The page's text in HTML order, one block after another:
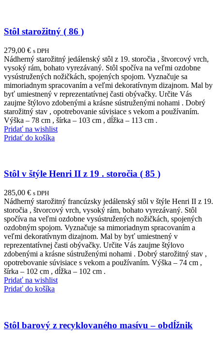
Stôl starožitný ( 86 )
279,00 € s DPH
Nádherný starožitný jedálenský stôl z 19. storočia , štvorcový vrch,
vysoký rám, bohato vyrezávaný. Stôl spočíva na veľmi ozdobne
vysústružených nožičkách, spojených spojom. Vyznačuje sa
mimoriadnym spracovaním a veľmi dekoratívnym dizajnom. Mal by
byť umiestnený v reprezentatívnej časti obývačky. Určite Vás
zaujme štýlovo zdobenými a krásne sústruženými nohami . Dobrý
starožitný stav , opotrebovanie súvisiace s vekom a používaním.
Výška – 78 cm , šírka – 103 cm , dĺžka – 113 cm .
Pridať na wishlist
Pridať do košíka
Stôl v štýle Henri II z 19 . storočia ( 85 )
285,00 € s DPH
Nádherný starožitný francúzsky jedálenský stôl v štýle Henri II z 19.
storočia , štvorcový vrch, vysoký rám, bohato vyrezávaný. Stôl
spočíva na veľmi ozdobne vysústružených nožičkách, spojených
ozdobným spojom. Vyznačuje sa mimoriadnym spracovaním a
veľmi dekoratívnym dizajnom. Mal by byť umiestnený v
reprezentatívnej časti obývačky. Určite Vás zaujme štýlovo
zdobenými a krásne sústruženými nohami . Dobrý starožitný stav ,
opotrebovanie súvisiace s vekom a používaním. Výška – 74 cm ,
šírka – 102 cm , dĺžka – 102 cm .
Pridať na wishlist
Pridať do košíka
Stôl barový z recyklovaného masívu – obdĺžnik